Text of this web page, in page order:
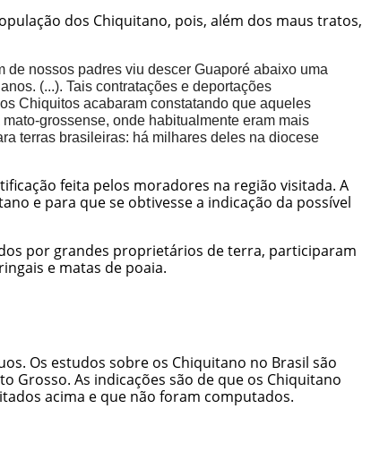
dos Chiquitano, pois, além dos maus tratos,
nossos padres viu descer Guaporé abaixo uma
(...). Tais contratações e deportações
Chiquitos acabaram constatando que aqueles
grossense, onde habitualmente eram mais
terras brasileiras: há milhares deles na diocese
feita pelos moradores na região visitada. A
e para que se obtivesse a indicação da possível
por grandes proprietários de terra, participaram
e matas de poaia.
Os estudos sobre os Chiquitano no Brasil são
Grosso. As indicações são de que os Chiquitano
acima e que não foram computados.